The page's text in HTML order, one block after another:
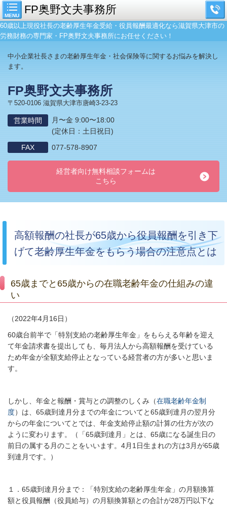
MENU FP奥野文夫事務所
60歳以上現役社長の老齢厚生年金受給・役員報酬最適化なら滋賀県大津市の
労務財務の専門家・FP奥野文夫事務所にお任せください！
中小企業社長さまの老齢厚生年金・社会保険等に関するお悩みを解決し
ます。
FP奥野文夫事務所
〒520-0106 滋賀県大津市唐崎3-23-23
営業時間
月〜金 9:00〜18:00
(定休日：土日祝日)
FAX
077-578-8907
経営者向け無料相談フォームは
こちら
高額報酬の社長が65歳から役員報酬を引き下
げて老齢厚生年金をもらう場合の注意点とは
65歳までと65歳からの在職老齢年金の仕組みの違
い
（2022年4月16日）
60歳台前半で「特別支給の老齢厚生年金」をもらえる年齢を迎え
て年金請求書を提出しても、毎月法人から高額報酬を受けている
ため年金が全額支給停止となっている経営者の方が多いと思いま
す。
しかし、年金と報酬・賞与との調整のしくみ（在職老齢年金制
度）は、 65歳到達月分までの年金についてと65歳到達月の翌月分
からの年金についてとでは、年金支給停止額の計算の仕方が次の
ように変わります。（「65歳到達月」とは、65歳になる誕生日の
前日の属する月のことをいいます。4月1日生まれの方は3月が65歳
到達月です。）
１． 65歳到達月分まで：「特別支給の老齢厚生年金」の月額換算
額と役員報酬（役員給与）の月額換算額との合計が28万円以下な